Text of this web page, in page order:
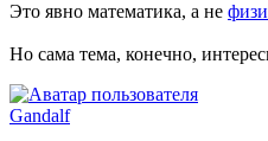
Это явно математика, а не
Но сама тема, конечно,
Gandalf